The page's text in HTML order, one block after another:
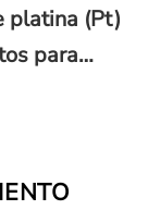
platina (Pt)
para